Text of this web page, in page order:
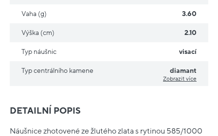
DETAILNÍ POPIS
Náušnice zhotovené ze žlutého zlata s rytinou 585/1000
Vaha (g) 3.60
Výška (cm) 2.10
Typ náušnic visací
Typ centrálního kamene diamant
Zobrazit více